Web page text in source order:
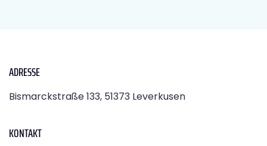
ADRESSE
Bismarckstraße 133, 51373 Leverkusen
KONTAKT